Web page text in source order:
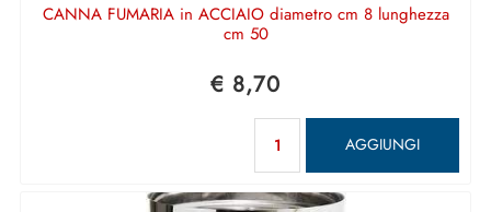
CANNA FUMARIA in ACCIAIO diametro cm 8 lunghezza
cm 50
€ 8,70
AGGIUNGI